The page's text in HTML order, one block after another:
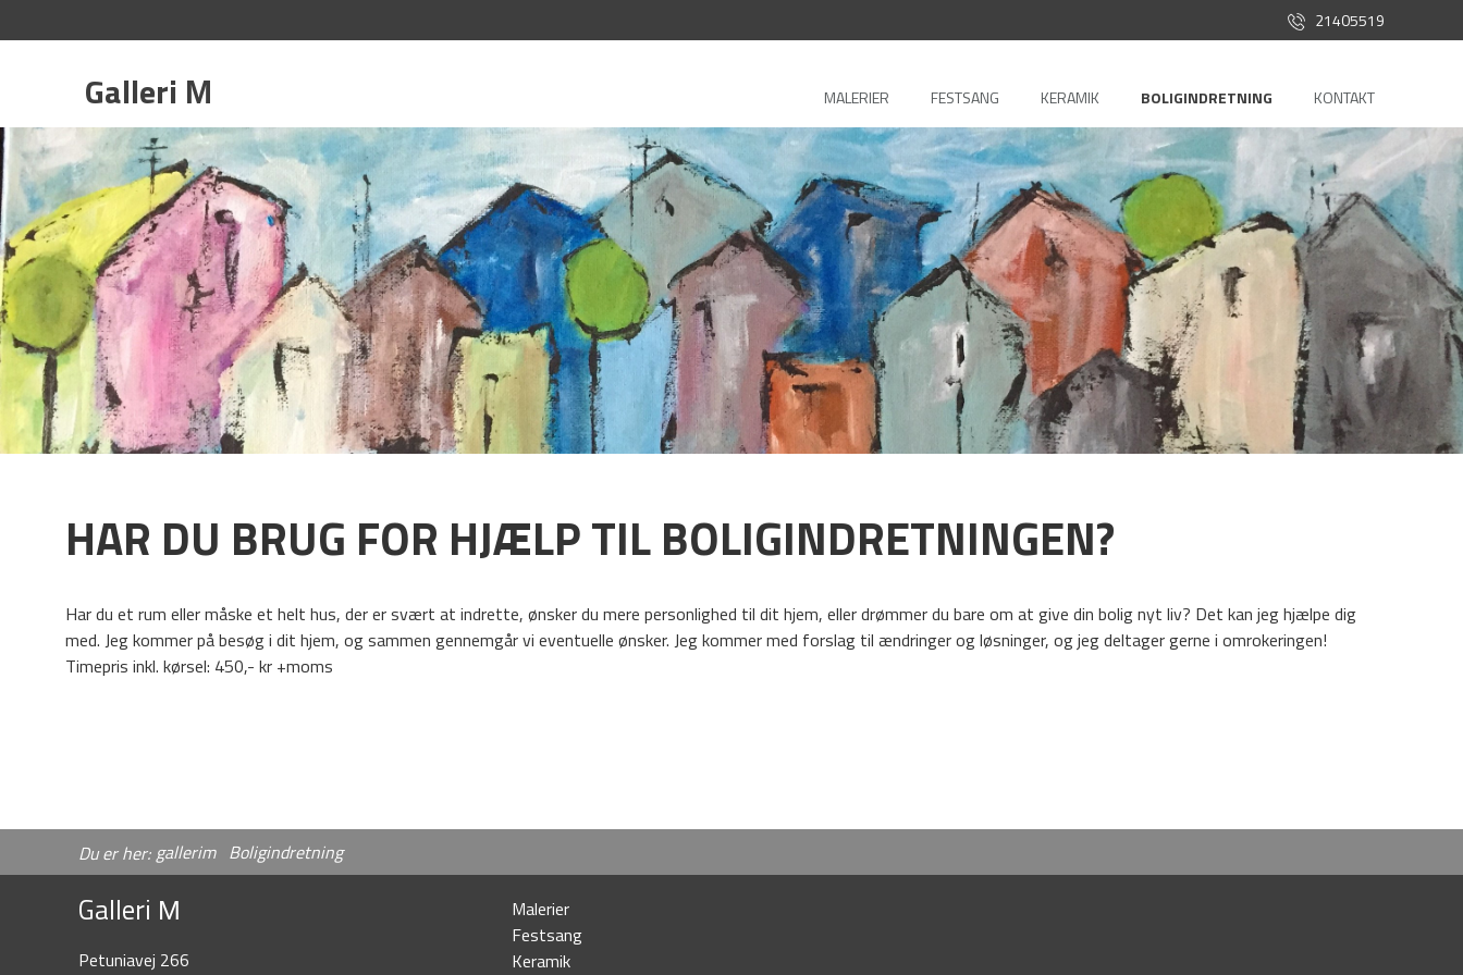
HAR DU BRUG FOR HJÆLP TIL BOLIGINDRETNINGEN?
Har du et rum eller måske et helt hus, der er svært at indrette, ønsker du mere personlighed til dit hjem, eller drømmer du bare om at give din bolig nyt liv? Det kan jeg hjælpe dig
med. Jeg kommer på besøg i dit hjem, og sammen gennemgår vi eventuelle ønsker. Jeg kommer med forslag til ændringer og løsninger, og jeg deltager gerne i omrokeringen!
Timepris inkl. kørsel: 450,- kr +moms
21405519
Galleri M MALERIER FESTSANG KERAMIK BOLIGINDRETNING KONTAKT
Du er her: gallerim Boligindretning
Galleri M
Petuniavej 266
Malerier
Festsang
Keramik